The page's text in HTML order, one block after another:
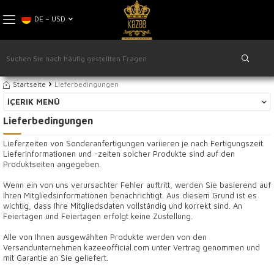
DE − USD
Startseite Lieferbedingungen
İÇERIK MENÜ
Lieferbedingungen
Lieferzeiten von Sonderanfertigungen variieren je nach Fertigungszeit.
Lieferinformationen und -zeiten solcher Produkte sind auf den
Produktseiten angegeben.
Wenn ein von uns verursachter Fehler auftritt, werden Sie basierend auf
Ihren Mitgliedsinformationen benachrichtigt. Aus diesem Grund ist es
wichtig, dass Ihre Mitgliedsdaten vollständig und korrekt sind. An
Feiertagen und Feiertagen erfolgt keine Zustellung.
Alle von Ihnen ausgewählten Produkte werden von den
Versandunternehmen kazeeofficial.com unter Vertrag genommen und
mit Garantie an Sie geliefert.